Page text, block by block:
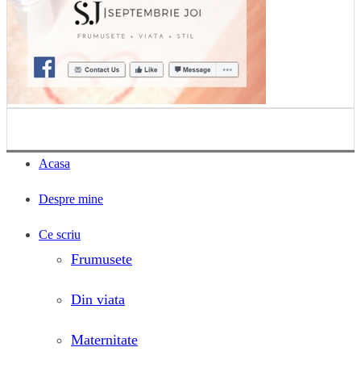
Acasa
Despre mine
Ce scriu
Frumusete
Din viata
Maternitate